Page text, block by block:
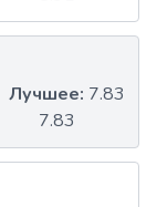
7.83
Лучшее: 7.83